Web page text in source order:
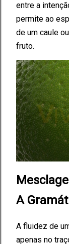
entre a
permite ao
de um caule
fruto.
A
A fluidez de
apenas no